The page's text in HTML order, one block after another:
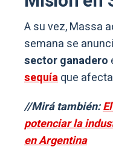
A su vez, Massa
semana se
sector ganadero
sequíaque
//Mirá también:
potenciar la
en Argentina